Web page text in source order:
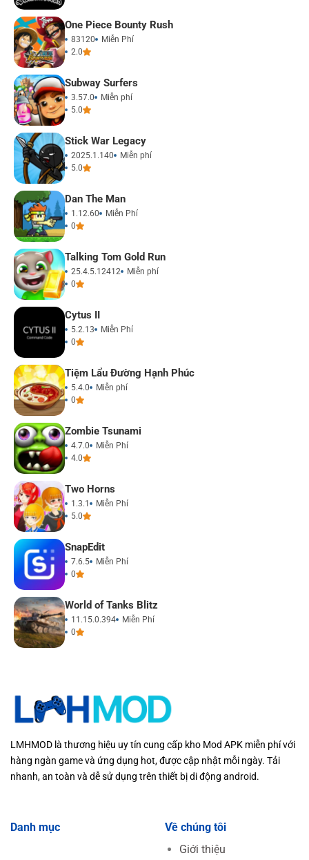
One Piece Bounty Rush
83120
Miễn Phí
2.0
Subway Surfers
3.57.0
Miễn phí
5.0
Stick War Legacy
2025.1.140
Miễn phí
5.0
Dan The Man
1.12.60
Miễn Phí
0
Talking Tom Gold Run
25.4.5.12412
Miễn phí
0
Cytus II
5.2.13
Miễn Phí
0
Tiệm Lẩu Đường Hạnh Phúc
5.4.0
Miễn phí
0
Zombie Tsunami
4.7.0
Miễn Phí
4.0
Two Horns
1.3.1
Miễn Phí
5.0
SnapEdit
7.6.5
Miễn Phí
0
World of Tanks Blitz
11.15.0.394
Miễn Phí
0
LMHMOD là thương hiệu uy tín cung cấp kho Mod APK miễn phí với
hàng ngàn game và ứng dụng hot, được cập nhật mỗi ngày. Tải
nhanh, an toàn và dễ sử dụng trên thiết bị di động android.
Danh mục
Về chúng tôi
Giới thiệu